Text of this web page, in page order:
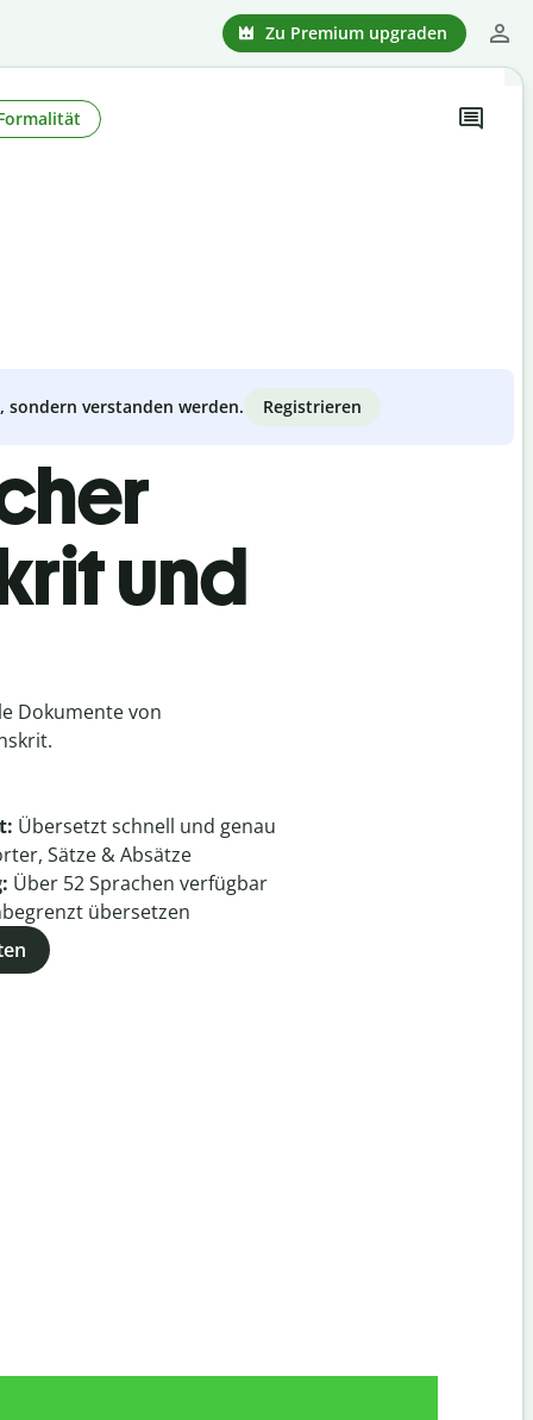
Zu Premium upgraden
verstanden werden. Registrieren
und
Dokumente von
Übersetzt schnell und genau
Sätze & Absätze
Über 52Sprachen verfügbar
übersetzen